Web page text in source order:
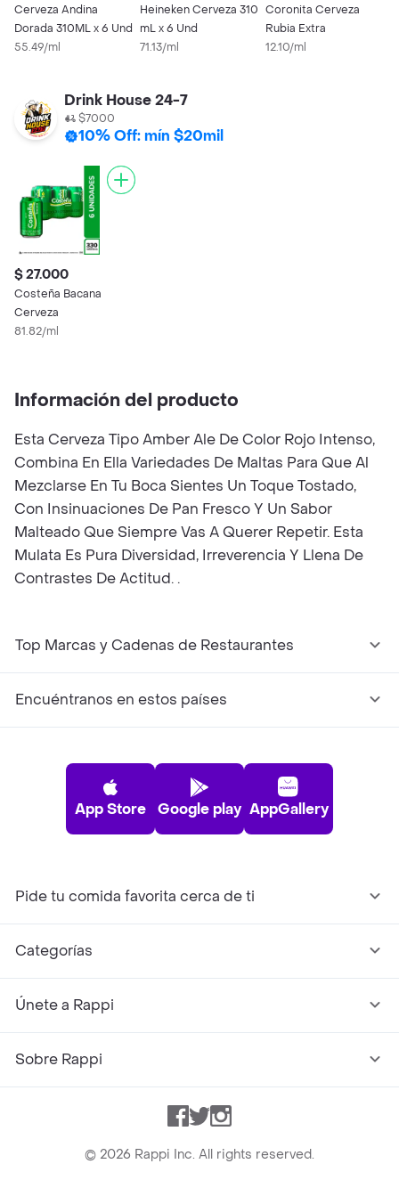
Cerveza Andina
Dorada 310ML x 6 Und
55.49/ml
Heineken Cerveza 310
mL x 6 Und
71.13/ml
Coronita Cerveza
Rubia Extra
12.10/ml
Drink House 24-7
$7000
10% Off: mín $20mil
$ 27.000
Costeña Bacana
Cerveza
81.82/ml
Información del producto
Esta Cerveza Tipo Amber Ale De Color Rojo Intenso,
Combina En Ella Variedades De Maltas Para Que Al
Mezclarse En Tu Boca Sientes Un Toque Tostado,
Con Insinuaciones De Pan Fresco Y Un Sabor
Malteado Que Siempre Vas A Querer Repetir. Esta
Mulata Es Pura Diversidad, Irreverencia Y Llena De
Contrastes De Actitud. .
Top Marcas y Cadenas de Restaurantes
Encuéntranos en estos países
App Store Google play AppGallery
Pide tu comida favorita cerca de ti
Categorías
Únete a Rappi
Sobre Rappi
Facebook
TwitterInstagram
© 2026 Rappi Inc. All rights reserved.